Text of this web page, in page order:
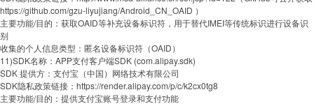
https://github.com/gzu-liyujiang/Android_CN_OAID ）
主要功能/目的：获取OAID等补充设备标识符，用于替代IMEI等传统标识进行设备识
别
收集的个人信息类型：匿名设备标识符（OAID）
11)SDK名称：APP支付客户端SDK (com.alipay.sdk)
SDK 提供方：支付宝（中国）网络技术有限公司‌
SDK隐私政策链接：https://render.alipay.com/p/c/k2cx0tg8
主要功能/目的：提供支付宝账号登录和支付功能